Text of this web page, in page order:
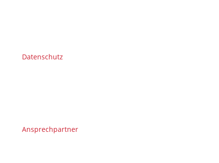
Datenschutz
Ansprechpartner